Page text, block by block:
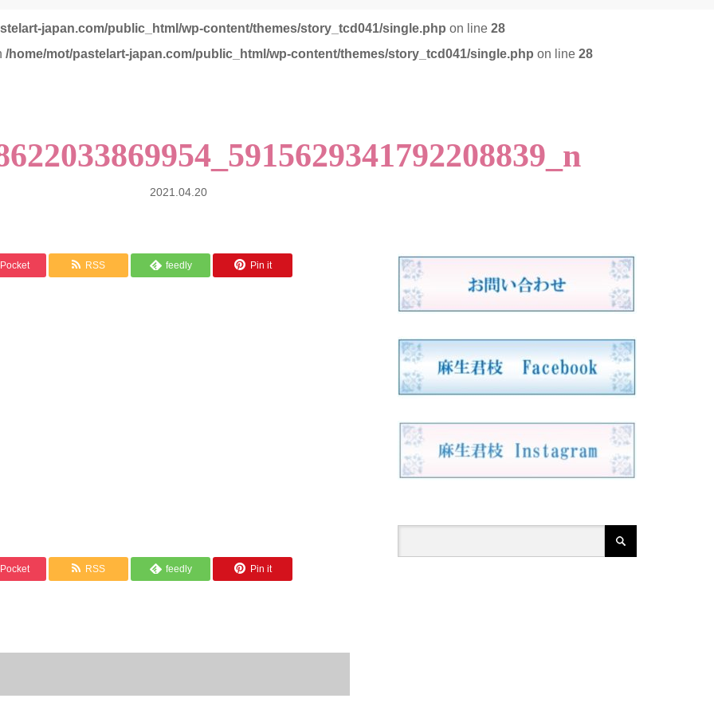
japan.com/public_html/wp-content/themes/story_tcd041/single.php on line 28
/home/mot/pastelart-japan.com/public_html/wp-content/themes/story_tcd041/single.php on line 28
2021.04.20
Pocket RSS feedly Pin it
Pocket RSS feedly Pin it